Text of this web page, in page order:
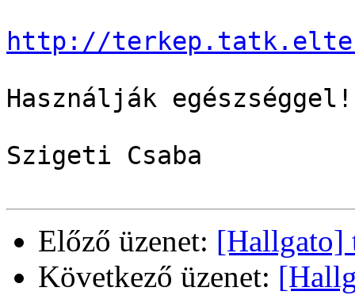
http://
Használják egészséggel!
Szigeti Csaba
Előző üzenet: [Hallgato]
Következő üzenet: